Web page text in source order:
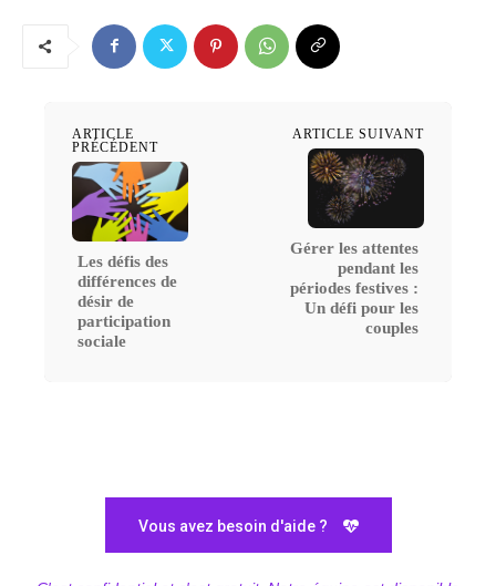
ARTICLE
PRÉCÉDENT
Les défis des
différences de
désir de
participation
sociale
ARTICLE SUIVANT
Gérer les attentes
pendant les
périodes festives :
Un défi pour les
couples
Vous avez besoin d'aide ?